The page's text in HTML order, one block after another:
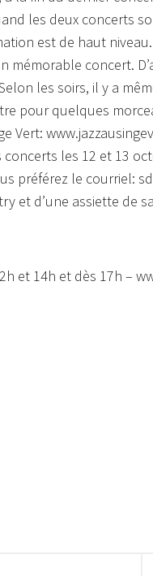
les deux concerts
est de haut niveau.
concert.
les soirs, il y a
pour quelques
Vert:
les 12 et 13
préférez le courriel:
et d’une assiette de
et 14h et dès 17h –